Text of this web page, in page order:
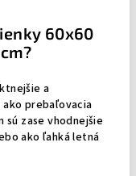
60x60
a
prebaľovacia
sú zase vhodnejšie
ako ľahká letná